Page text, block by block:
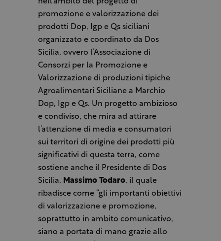
promozione e valorizzazione dei
prodotti Dop, Igp e Qs siciliani
organizzato e coordinato da Dos
Sicilia, ovvero l’Associazione di
Consorzi per la Promozione e
Valorizzazione di produzioni tipiche
Agroalimentari Siciliane a Marchio
Dop, Igp e Qs. Un progetto ambizioso
e condiviso, che mira ad attirare
l’attenzione di media e consumatori
sui territori di origine dei prodotti più
significativi di questa terra, come
sostiene anche il Presidente di Dos
Sicilia, Massimo Todaro, il quale
ribadisce come “gli importanti obiettivi
di valorizzazione e promozione,
soprattutto in ambito comunicativo,
siano a portata di mano grazie allo